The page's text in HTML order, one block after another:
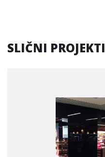
SLIČNI PROJEKTI